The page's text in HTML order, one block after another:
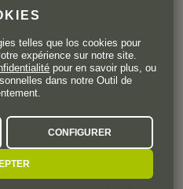
Premier Cru
Père & Fils Premier Cru
de la Mousse 2017
telles que los cookies pour
expérience sur notre site.
pour en savoir plus, ou
dans notre Outil de
CONFIGURER